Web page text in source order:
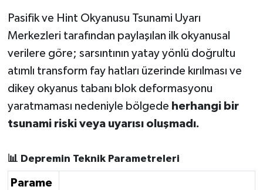
Pasifik ve Hint Okyanusu Tsunami Uyarı
Merkezleri tarafından paylaşılan ilk okyanusal
verilere göre; sarsıntının yatay yönlü doğrultu
atımlı transform fay hatları üzerinde kırılması ve
dikey okyanus tabanı blok deformasyonu
yaratmaması nedeniyle bölgede herhangi bir
tsunami riski veya uyarısı oluşmadı.
📊 Depremin Teknik Parametreleri
Parame